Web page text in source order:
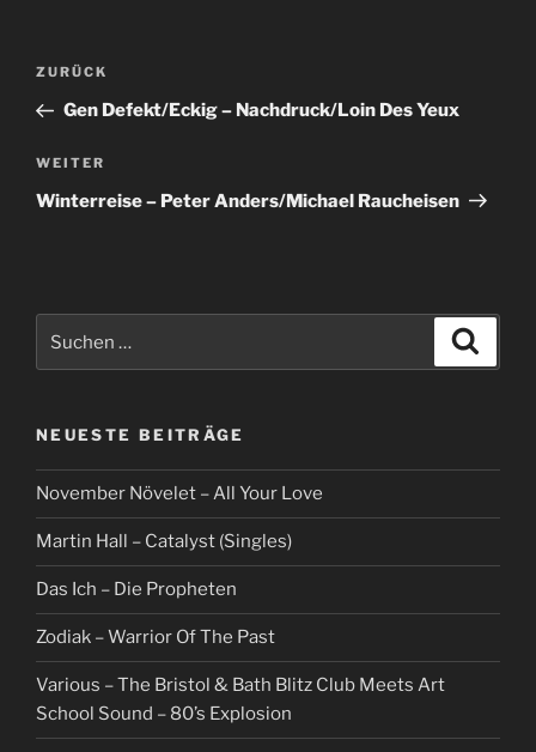
Beitragsnavigation
Vorheriger
Beitrag
ZURÜCK
Gen Defekt/Eckig – Nachdruck/Loin Des Yeux
Nächster
Beitrag
WEITER
Winterreise – Peter Anders/Michael Raucheisen
nach:
NEUESTE BEITRÄGE
November Növelet – All Your Love
Martin Hall – Catalyst (Singles)
Das Ich – Die Propheten
Zodiak – Warrior Of The Past
Various – The Bristol & Bath Blitz Club Meets Art
School Sound – 80’s Explosion